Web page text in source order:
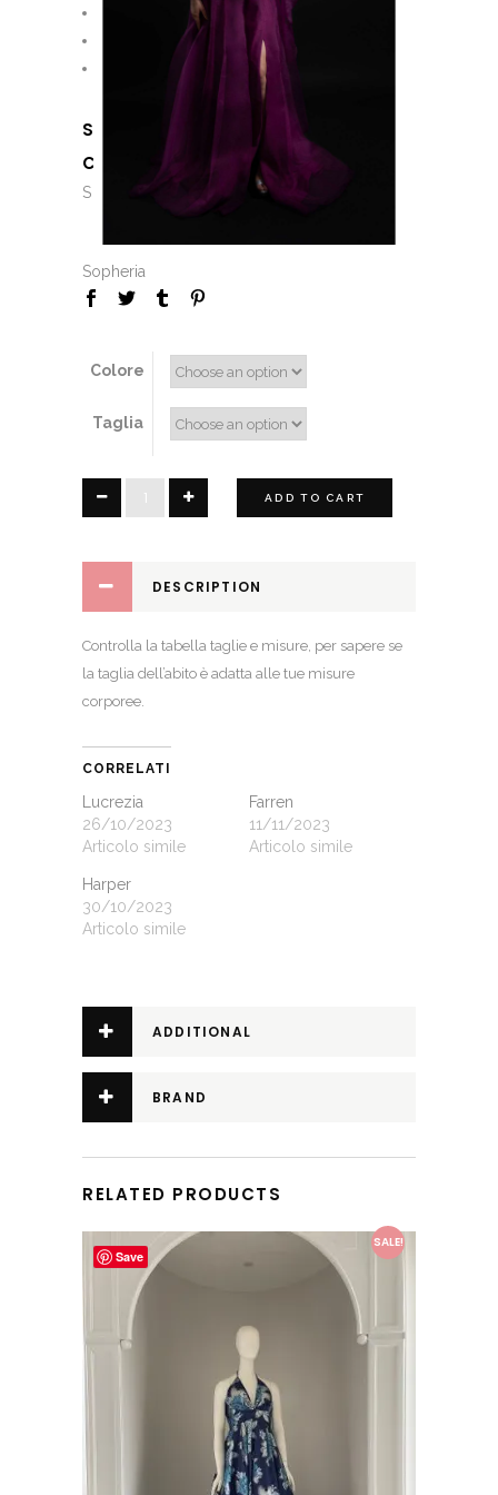
Pagamento Rateale
Personalizzazioni
Consulenza di stile
SKU:
CATEGORIES: Dress ,Girl Lady
Sconti
Sopheria
Colore
Taglia
quantity
ADD TO CART
DESCRIPTION
Controlla la tabella taglie e misure, per sapere se
la taglia dell’abito è adatta alle tue misure
corporee.
CORRELATI
Lucrezia
26/10/2023
Articolo simile
Farren
11/11/2023
Articolo simile
Harper
30/10/2023
Articolo simile
ADDITIONAL
BRAND
RELATED PRODUCTS
Save
SALE!
This product has multiple variants. The options may be chosen on the product page